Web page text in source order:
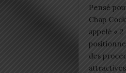
Pensé
Chap
appelé «
des